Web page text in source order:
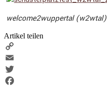
welcome2wuppertal (w2wtal)
Artikel teilen
Copy
Link
Email
Twitter